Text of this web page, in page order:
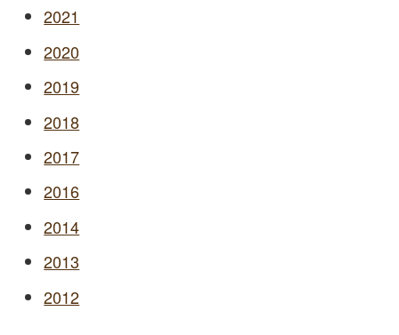
2021
2020
2019
2018
2017
2016
2014
2013
2012